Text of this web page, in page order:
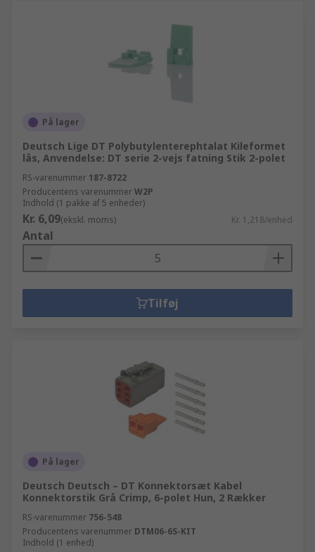
På lager
Deutsch Lige DT Polybutylenterephtalat Kileformet
lås, Anvendelse: DT serie 2-vejs fatning Stik 2-polet
RS-varenummer 187-8722
Producentens varenummerW2P
Indhold (1 pakke af 5 enheder)
Kr. 6,09(ekskl. moms) Kr. 1,218/enhed
Antal
Tilføj
På lager
Deutsch Deutsch – DT Konnektorsæt Kabel
Konnektorstik Grå Crimp, 6-polet Hun, 2 Rækker
RS-varenummer 756-548
Producentens varenummer DTM06-6S-KIT
Indhold (1 enhed)